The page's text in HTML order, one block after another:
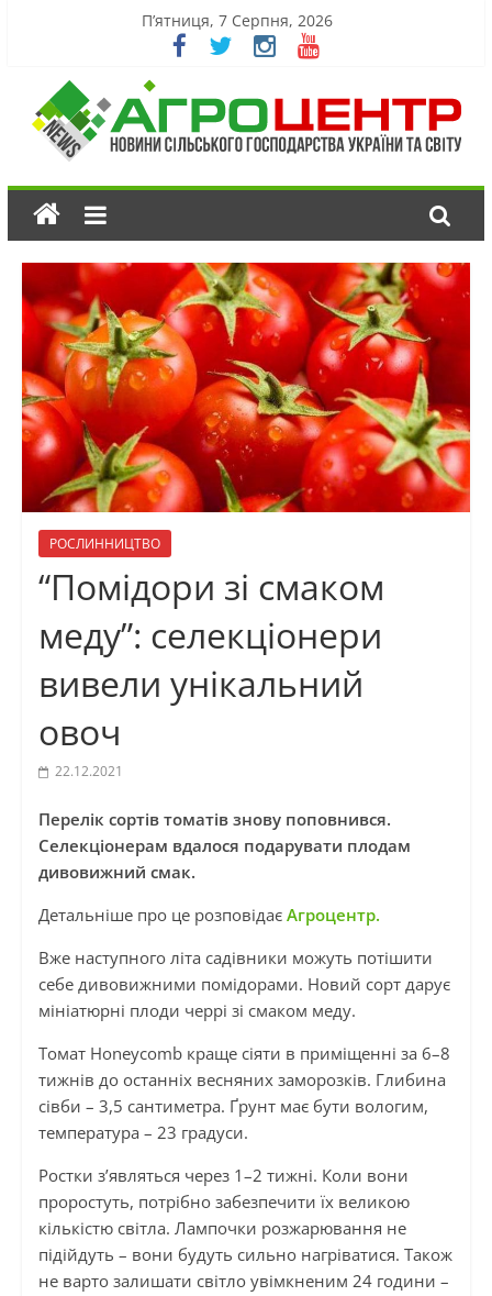
П’ятниця, 7 Серпня, 2026
РОСЛИННИЦТВО
“Помідори зі смаком
меду”: селекціонери
вивели унікальний
овоч
22.12.2021
Перелік сортів томатів знову поповнився.
Селекціонерам вдалося подарувати плодам
дивовижний смак.
Детальніше про це розповідає Агроцентр.
Вже наступного літа садівники можуть потішити
себе дивовижними помідорами. Новий сорт дарує
мініатюрні плоди черрі зі смаком меду.
Томат Honeycomb краще сіяти в приміщенні за 6–8
тижнів до останніх весняних заморозків. Глибина
сівби – 3,5 сантиметра. Ґрунт має бути вологим,
температура – 23 градуси.
Ростки з’являться через 1–2 тижні. Коли вони
проростуть, потрібно забезпечити їх великою
кількістю світла. Лампочки розжарювання не
підійдуть – вони будуть сильно нагріватися. Також
не варто залишати світло увімкненим 24 години –